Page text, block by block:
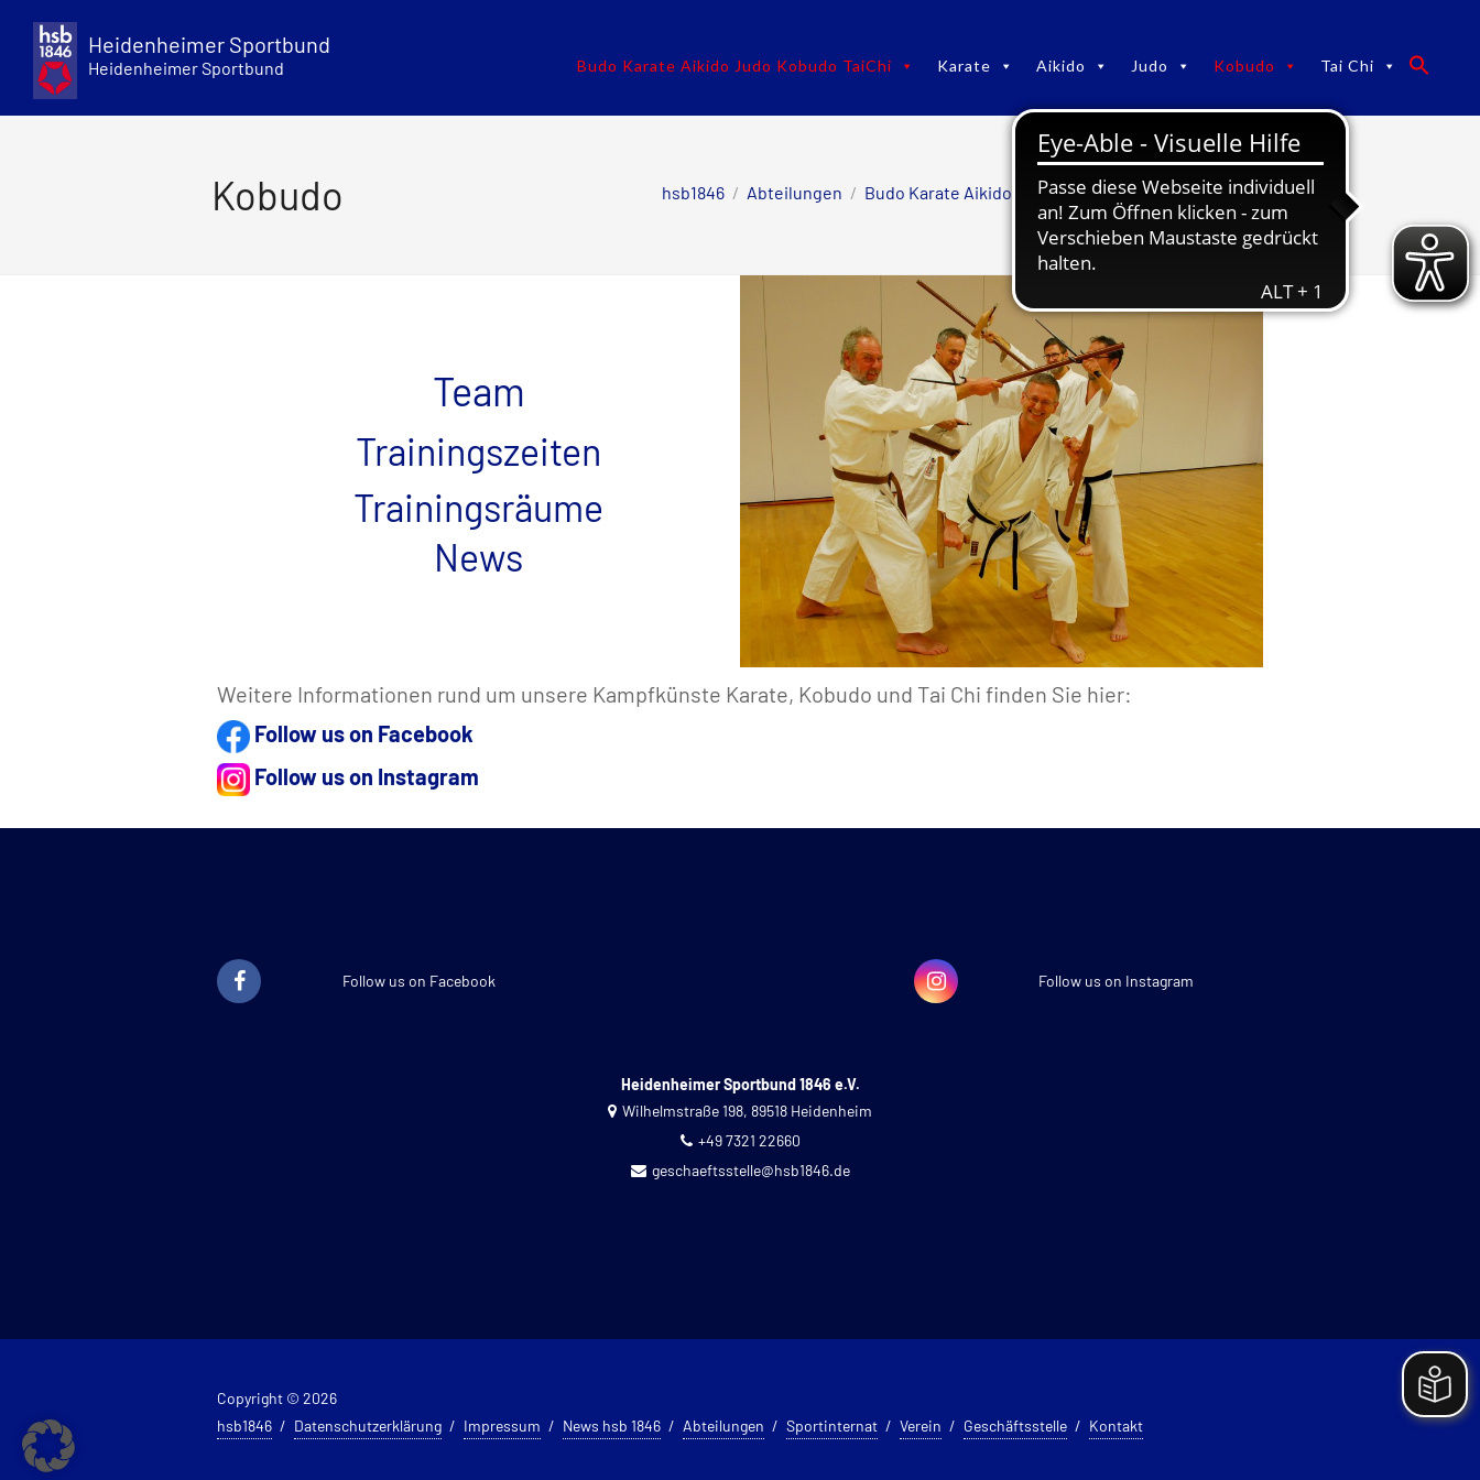
content
Heidenheimer Sportbund
Heidenheimer Sportbund Budo Karate Aikido Judo Kobudo TaiChi Karate Aikido Judo Kobudo Tai Chi
hsb1846 / Abteilungen / Budo Karate Aikido Judo Kobudo TaiChi / Kobudo
Kobudo
Team
Trainingszeiten
Trainingsräume
News
Weitere Informationen rund um unsere Kampfkünste Karate, Kobudo und Tai Chi finden Sie hier:
Follow us on Facebook
Follow us on Instagram
Follow us on Facebook Follow us on Instagram
Heidenheimer Sportbund 1846 e.V.
Wilhelmstraße 198, 89518 Heidenheim
+49 7321 22660
geschaeftsstelle@hsb1846.de
Copyright © 2026
hsb1846
Datenschutzerklärung Impressum News hsb 1846 Abteilungen Sportinternat Verein Geschäftsstelle Kontakt